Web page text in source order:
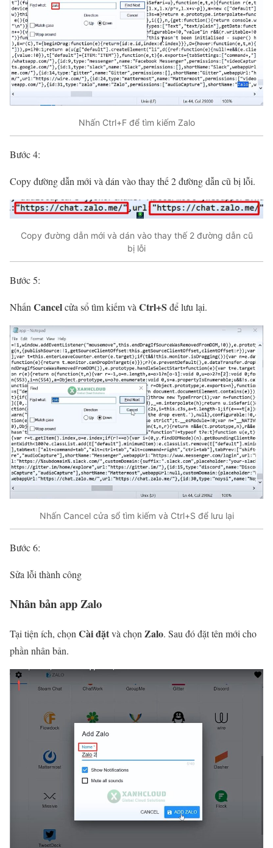
Nhấn Ctrl+F để tìm kiếm Zalo
Bước 4:
Copy đường dẫn mới và dán vào thay thế 2 đường dẫn cũ bị lỗi.
Copy đường dẫn mới và dán vào thay thế 2 đường dẫn cũ
bị lỗi
Bước 5:
Nhấn Cancelcửa sổ tìm kiếm và Ctrl+S để lưu lại.
Nhấn Cancel cửa sổ tìm kiếm và Ctrl+S để lưu lại
Bước 6:
Sửa lỗi thành công
Nhân bản app Zalo
Tại tiện ích, chọn Cài đặtvà chọn Zalo. Sau đó đặt tên mới cho
phần nhân bản.